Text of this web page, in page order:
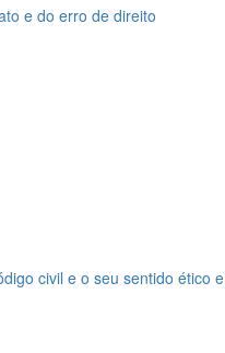
e do erro de direito
civil e o seu sentido ético